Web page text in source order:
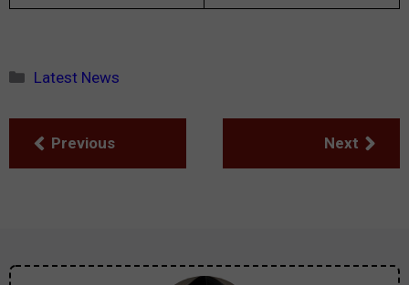
Categories
Latest News
Previous Next